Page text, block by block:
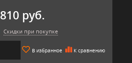
810 руб.
Скидки при покупке
В избранное К сравнению